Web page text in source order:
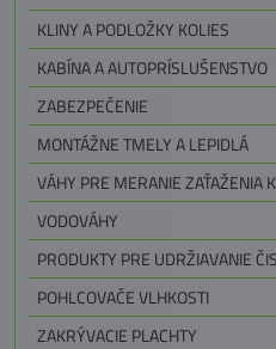
KLINY A PODLOŽKY KOLIES
KABÍNA A AUTOPRÍSLUŠENSTVO
ZABEZPEČENIE
MONTÁŽNE TMELY A LEPIDLÁ
VÁHY PRE MERANIE ZAŤAŽENIA
VODOVÁHY
PRODUKTY PRE UDRŽIAVANIE
POHLCOVAČE VLHKOSTI
ZAKRÝVACIE PLACHTY